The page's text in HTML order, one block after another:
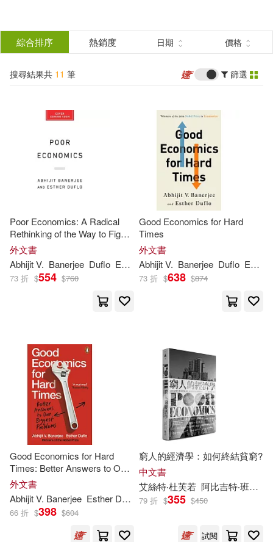
結
分類 (單選)
所有商品(11) 圖書(11)
作者 (可複選)
Abhijit V.(8)
Duflo(8) Esther(8)
Abhijit V. Banerjee(1)
Abhijit V./ Duflo(1)
Brian (NRT)(1)
Esther Duflo(1)
Esther/ Holsopple(1)
艾絲特‧杜芙若(1)
阿比吉特‧班納吉(1)
展開
Ingram(9)
Penguin Group UK(1)
群學(1)
配送方式
綜合排序 熱銷度 日期 價格
搜尋結果共 11 筆 篩選
Poor Economics: A Radical
Rethinking of the Way to Fight
Global Poverty
外文書
AbhijitV. Banerjee Duflo Esther
73 折 $554 $760
Good Economics for Hard
Times
外文書
AbhijitV. Banerjee Duflo Esther
73 折 $638 $874
Good Economics for Hard
Times: Better Answers to Our
Biggest Problems
外文書
AbhijitV. Banerjee Esther Duflo
66 折 $398 $604
窮人的經濟學：如何終結貧窮?
中文書
艾絲特‧杜芙若 阿比吉特‧班納吉
79 折 $355 $450
試閱